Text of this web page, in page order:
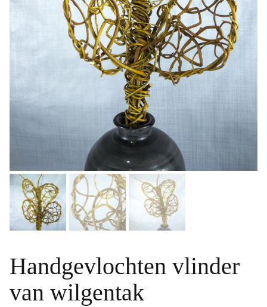
Handgevlochten vlinder
van wilgentak